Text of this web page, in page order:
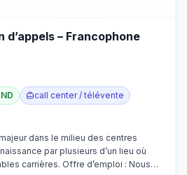
– Francophone
call center / télévente
dans le milieu des centres
par plusieurs d’un lieu où
carrières. Offre d’emploi : Nous